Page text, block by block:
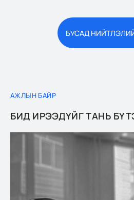
БУСАД
АЖЛЫН БАЙР
БИД ИРЭЭДҮЙГ ТАНЬ